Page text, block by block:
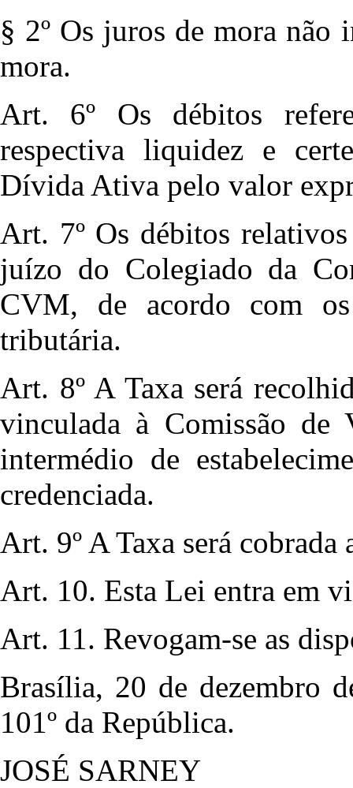
§ 2º Os juros de mora não
mora.
Art. 6º Os débitos
respectiva liquidez e
Dívida Ativa pelo valor
Art. 7º Os débitos
juízo do Colegiado da
CVM, de acordo com
tributária.
Art. 8º A Taxa será
vinculada à Comissão
intermédio de
credenciada.
Art. 9º A Taxa será
Art. 10. Esta Lei entra em
Art. 11. Revogam-se as
Brasília, 20 de dezembro
101º da República.
JOSÉ SARNEY